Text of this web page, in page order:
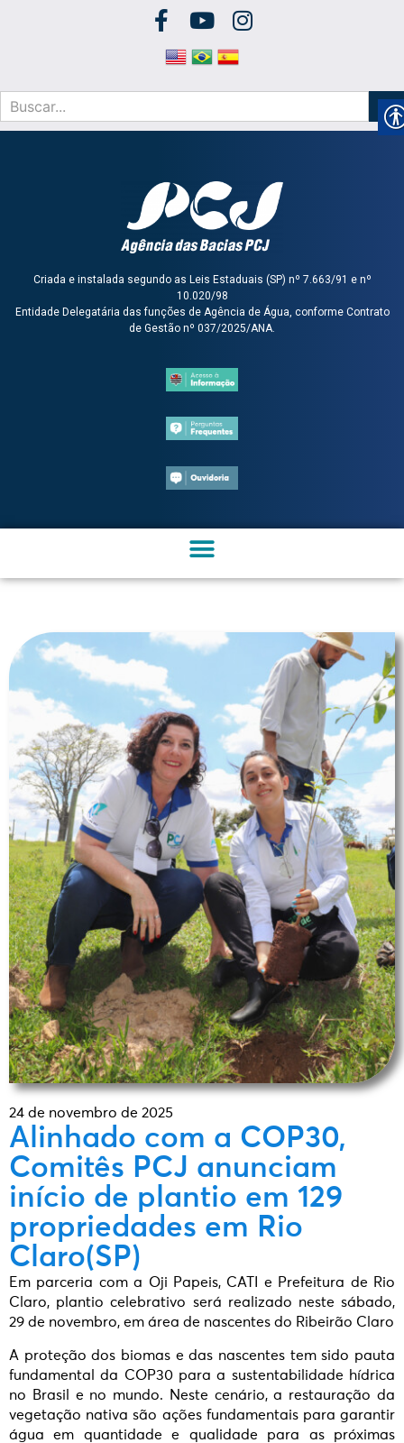
Criada e instalada segundo as Leis Estaduais (SP) nº 7.663/91 e nº
10.020/98
Entidade Delegatária das funções de Agência de Água, conforme Contrato
de Gestão nº 037/2025/ANA.
24 de novembro de 2025
Alinhado com a COP30,
Comitês PCJ anunciam
início de plantio em 129
propriedades em Rio
Claro(SP)
Em parceria com a Oji Papeis, CATI e Prefeitura de Rio
Claro, plantio celebrativo será realizado neste sábado,
29 de novembro, em área de nascentes do Ribeirão Claro
A proteção dos biomas e das nascentes tem sido pauta
fundamental da COP30 para a sustentabilidade hídrica
no Brasil e no mundo. Neste cenário, a restauração da
vegetação nativa são ações fundamentais para garantir
água em quantidade e qualidade para as próximas